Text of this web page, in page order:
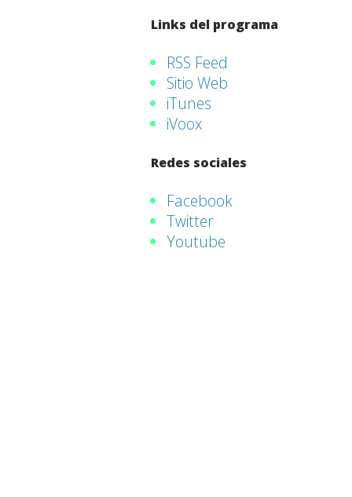
Links del programa
RSS Feed
Sitio Web
iTunes
iVoox
Redes sociales
Facebook
Twitter
Youtube